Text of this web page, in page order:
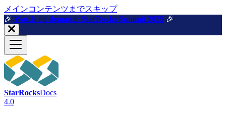
メインコンテンツまでスキップ
🎉️ Watch on demand: StarRocks Summit 2025 🎉️
StarRocksDocs
4.0